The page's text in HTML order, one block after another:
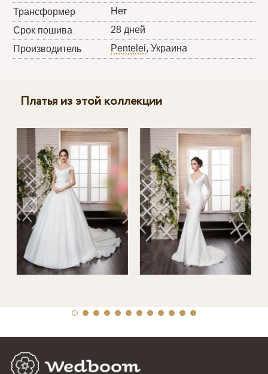
Трансформер
Нет
Срок пошива
28 дней
Производитель
Pentelei, Украина
Платья из этой коллекции